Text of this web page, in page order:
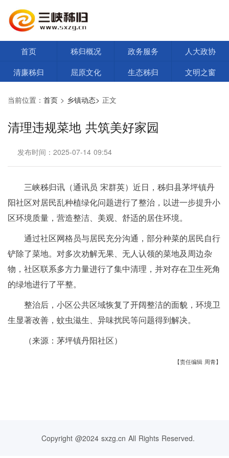
首页 秭归概况 政务服务
人大政协
清廉秭归
屈原文化 生态秭归 文明之窗
当前位置： 首页 > 乡镇动态> 正文
清理违规菜地 共筑美好家园
发布时间：2025-07-14 09:54
三峡秭归讯（通讯员 宋群英）近日，秭归县茅坪镇丹
阳社区对居民乱种植绿化问题进行了整治，以进一步提升小
区环境质量，营造整洁、美观、舒适的居住环境。
通过社区网格员与居民充分沟通，部分种菜的居民自行
铲除了菜地。对多次劝解无果、无人认领的菜地及周边杂
物，社区联系多方力量进行了集中清理，并对存在卫生死角
的绿地进行了平整。
整治后，小区公共区域恢复了开阔整洁的面貌，环境卫
生显著改善，蚊虫滋生、异味扰民等问题得到解决。
（来源：茅坪镇丹阳社区）
【责任编辑 周青】
Copyright @2024 sxzg.cn All Rights Reserved.